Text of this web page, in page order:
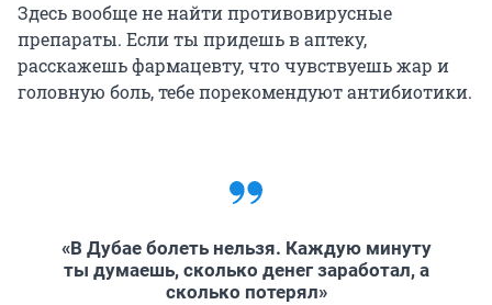
Здесь вообще не найти противовирусные
препараты. Если ты придешь в аптеку,
расскажешь фармацевту, что чувствуешь жар и
головную боль, тебе порекомендуют антибиотики.
«В Дубае болеть нельзя. Каждую минуту
ты думаешь, сколько денег заработал, а
сколько потерял»